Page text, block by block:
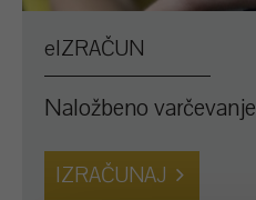
eIZRAČUN
Naložbeno varčevanje
IZRAČUNAJ